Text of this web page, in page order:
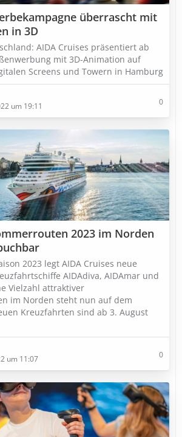
überrascht mit
in 3D
AIDA Cruises präsentiert ab
mit 3D-Animation auf
Screens und Towern in Hamburg
um 19:11
0
2023 im Norden
2023 legt AIDA Cruises neue
AIDAdiva, AIDAmar und
Vielzahl attraktiver
im Norden steht nun auf dem
Kreuzfahrten sind ab 3. August
um 11:07
0